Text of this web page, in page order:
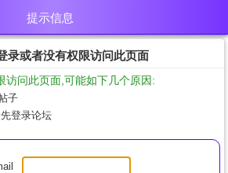
提示信息
录或者没有权限访问此页面
访问此页面,可能如下几个原因:
子
登录论坛